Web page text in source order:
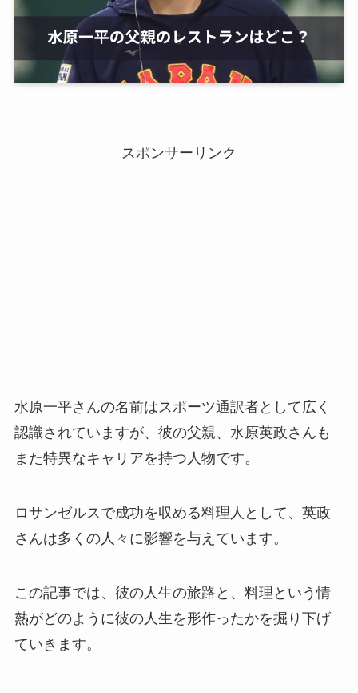
スポンサーリンク
水原一平さんの名前はスポーツ通訳者として広く
認識されていますが、彼の父親、水原英政さんも
また特異なキャリアを持つ人物です。
ロサンゼルスで成功を収める料理人として、英政
さんは多くの人々に影響を与えています。
この記事では、彼の人生の旅路と、料理という情
熱がどのように彼の人生を形作ったかを掘り下げ
ていきます。